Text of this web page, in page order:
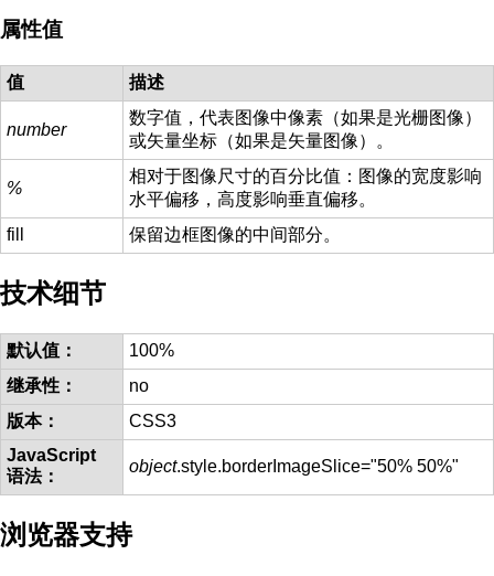
属性值
值 描述
number
数字值，代表图像中像素（如果是光栅图像）
或矢量坐标（如果是矢量图像）。
%
相对于图像尺寸的百分比值：图像的宽度影响
水平偏移，高度影响垂直偏移。
fill
保留边框图像的中间部分。
技术细节
默认值：
100%
继承性：
no
版本：
CSS3
JavaScript
语法：
object.style.borderImageSlice="50% 50%"
浏览器支持